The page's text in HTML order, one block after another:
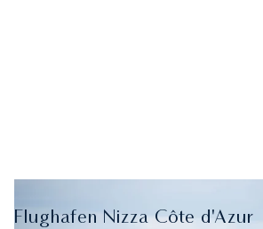
Flughafen Nizza Côte d'Azur